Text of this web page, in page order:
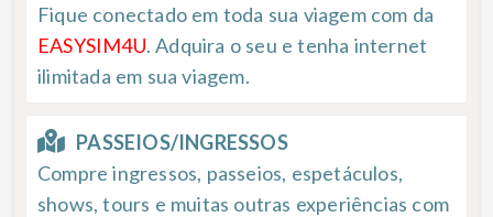
Fique conectado em toda sua viagem com da
EASYSIM4U. Adquira o seu e tenha internet
ilimitada em sua viagem.
PASSEIOS/INGRESSOS
Compre ingressos, passeios, espetáculos,
shows, tours e muitas outras experiências com